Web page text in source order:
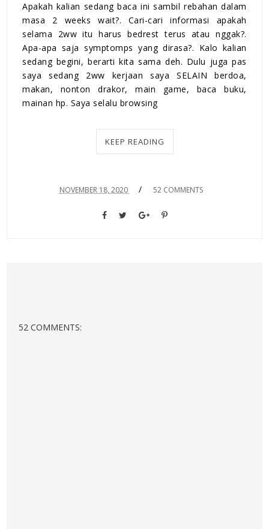
Apakah kalian sedang baca ini sambil rebahan dalam
masa 2 weeks wait?. Cari-cari informasi apakah
selama 2ww itu harus bedrest terus atau nggak?.
Apa-apa saja symptomps yang dirasa?. Kalo kalian
sedang begini, berarti kita sama deh. Dulu juga pas
saya sedang 2ww kerjaan saya SELAIN berdoa,
makan, nonton drakor, main game, baca buku,
mainan hp. Saya selalu browsing
KEEP READING
NOVEMBER 18, 2020 / 52 COMMENTS
52 COMMENTS: